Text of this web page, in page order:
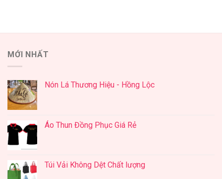
MỚI NHẤT
Nón Lá Thương Hiệu - Hồng Lộc
Áo Thun Đồng Phục Giá Rẻ
Túi Vải Không Dệt Chất lượng